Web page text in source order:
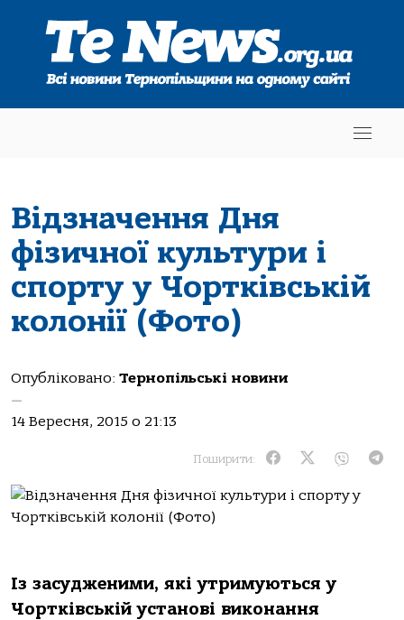
Відзначення Дня
фізичної культури і
спорту у Чортківській
колонії (Фото)
Опубліковано: Тернопільські новини
—
14 Вересня, 2015 о 21:13
Поширити:
Із засудженими, які утримуються у
Чортківській установі виконання